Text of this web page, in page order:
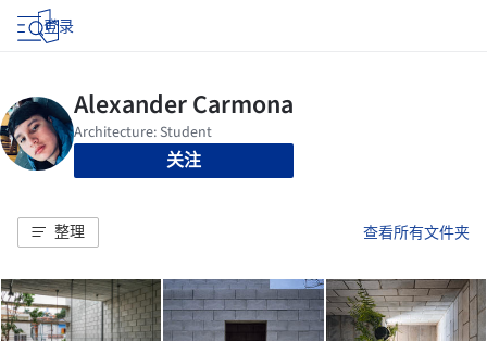
登录
关注
整理 查看所有文件夹